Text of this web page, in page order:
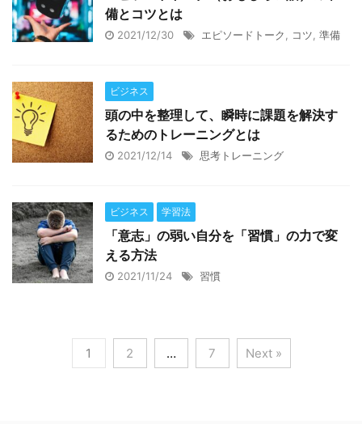
備とコツとは
2021/12/30 エピソードトーク コツ 準備
ビジネス
頭の中を整理して、瞬時に課題を解決す
るためのトレーニングとは
2021/12/14 思考トレーニング
ビジネス 学習法
「意志」の弱い自分を「習慣」の力で変
える方法
2021/11/24 習慣
1 2 … 7 Next »